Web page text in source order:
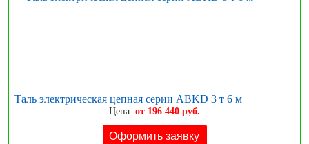
Таль электрическая цепная серии ABKD 3 т 6 м
Цена: от 196 440 руб.
Оформить заявку